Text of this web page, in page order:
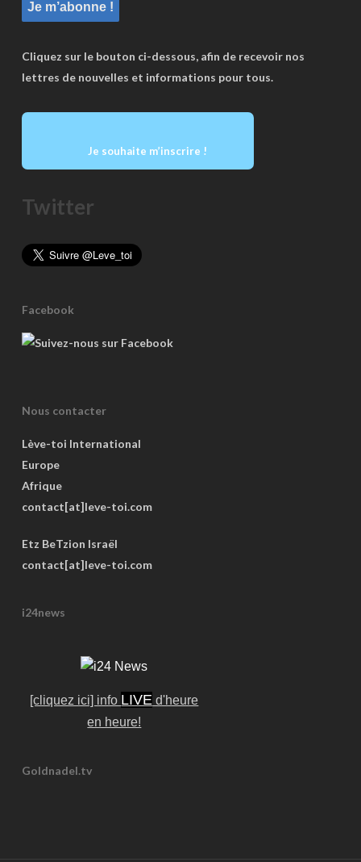
Cliquez sur le bouton ci-dessous, afin de recevoir nos
lettres de nouvelles et informations pour tous.
Je souhaite m’inscrire !
Twitter
Facebook
Nous contacter
Lève-toi International
Europe
Afrique
contact[at]leve-toi.com
Etz BeTzion Israël
contact[at]leve-toi.com
i24news
[cliquez ici] info LIVE d'heure
en heure!
Goldnadel.tv